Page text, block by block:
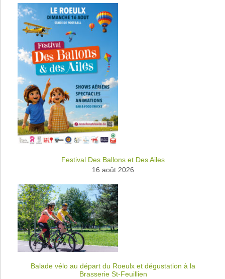
Festival Des Ballons et Des Ailes
16 août 2026
Balade vélo au départ du Roeulx et dégustation à la
Brasserie St-Feuillien